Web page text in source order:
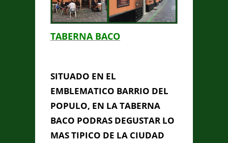
TABERNA BACO
SITUADO EN EL
EMBLEMATICO BARRIO DEL
POPULO, EN LA TABERNA
BACO PODRAS DEGUSTAR LO
MAS TIPICO DE LA CIUDAD
This page can't load Google
Maps correctly.